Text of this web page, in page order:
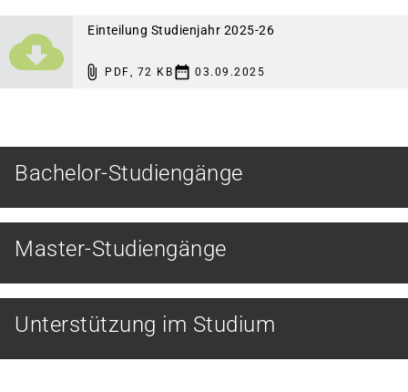
Einteilung Studienjahr 2025-26
PDF 72 KB 03.09.2025
Bachelor-Studiengänge
Master-Studiengänge
Unterstützung im Studium